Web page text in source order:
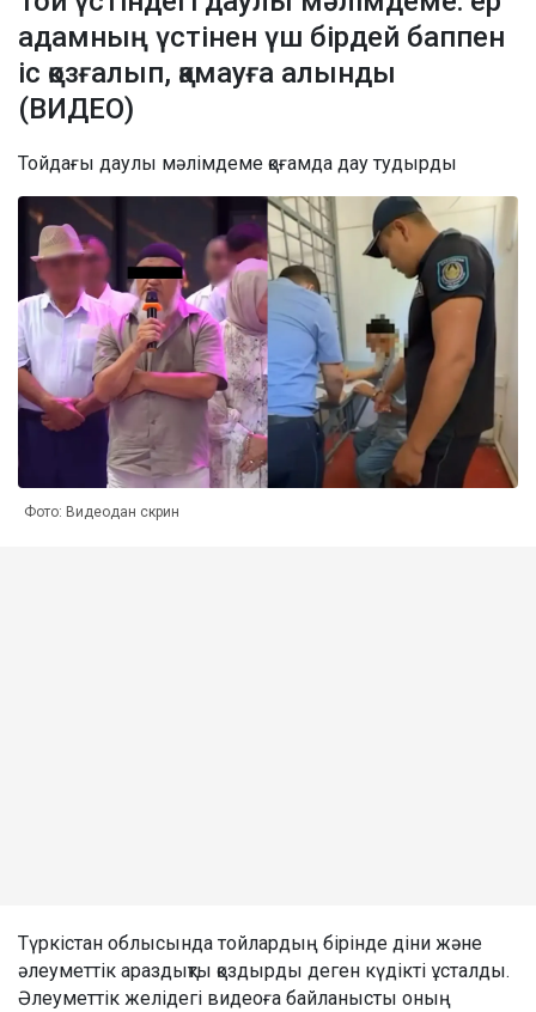
адамның үстінен үш бірдей баппен
іс қозғалып, қамауға алынды
(ВИДЕО)
Тойдағы даулы мәлімдеме қоғамда дау тудырды
Фото: Видеодан скрин
Түркістан облысында тойлардың бірінде діни және
әлеуметтік араздықты қоздырды деген күдікті ұсталды.
Әлеуметтік желідегі видеоға байланысты оның